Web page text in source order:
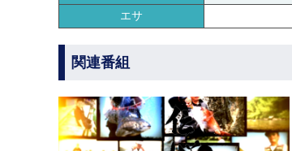
エサ
関連番組